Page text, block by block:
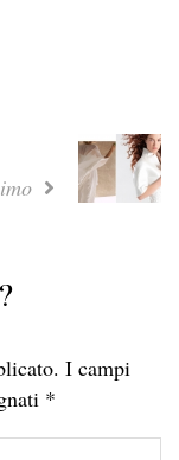
I campi
*